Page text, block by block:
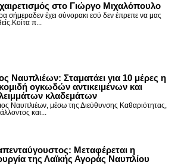
στο Γιώργο Μιχαλόπουλο
σήμεραδεν έχει σύνορακι εσύ δεν έπρεπε να μας
π...
Ναυπλιέων: Σταματάει για 10 μέρες η
ογκωδών αντικειμένων και
κλαδεμάτων
Ναυπλιέων, μέσω της Διεύθυνσης Καθαριότητας,
και...
Μεταφέρεται η
της Λαϊκής Αγοράς Ναυπλίου